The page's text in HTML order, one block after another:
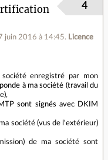
juin 2016 à 14:45. Licence
4
enregistré par mon
à ma société (travail du
sont signés avec DKIM
société (vus de l'extérieur)
de ma société sont